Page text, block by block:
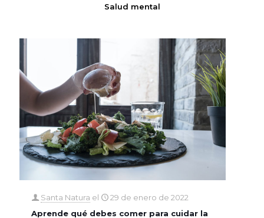
Salud mental
Santa Natura el
29 de enero de 2022
Aprende qué debes comer para cuidar la